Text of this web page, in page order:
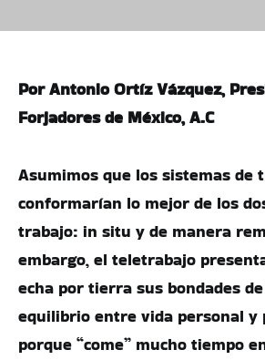
Por Antonio Ortíz Vázquez,
Forjadores de México, A.C
Asumimos que los sistemas de
conformarían lo mejor de los
trabajo: in situ y de manera
embargo, el teletrabajo
echa por tierra sus bondades
equilibrio entre vida personal y
porque “come” mucho tiempo